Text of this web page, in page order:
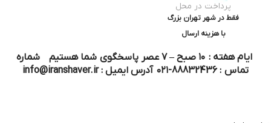
پرداخت در محل
فقط در شهر تهران بزرگ
با هزینه ارسال
ایام هفته : ۱۰ صبح – ۷ عصر پاسخگوی شما هستیم شماره
تماس : 88832436-۰۲۱ آدرس ایمیل : info@iranshaver.ir